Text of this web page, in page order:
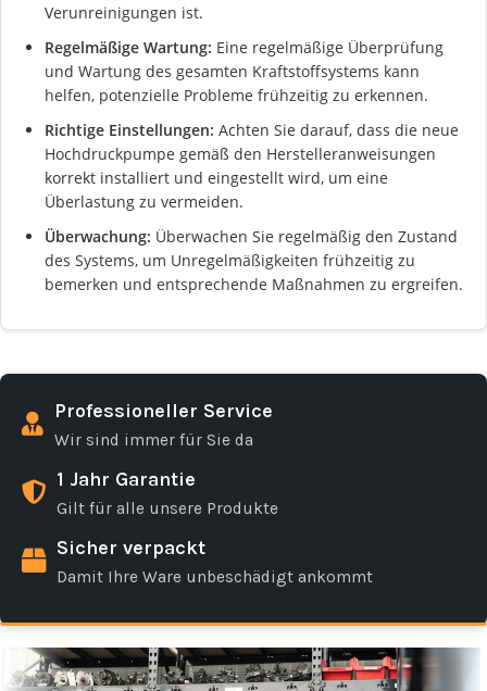
Verunreinigungen ist.
Regelmäßige Wartung: Eine regelmäßige Überprüfung
und Wartung des gesamten Kraftstoffsystems kann
helfen, potenzielle Probleme frühzeitig zu erkennen.
Richtige Einstellungen: Achten Sie darauf, dass die neue
Hochdruckpumpe gemäß den Herstelleranweisungen
korrekt installiert und eingestellt wird, um eine
Überlastung zu vermeiden.
Überwachung: Überwachen Sie regelmäßig den Zustand
des Systems, um Unregelmäßigkeiten frühzeitig zu
bemerken und entsprechende Maßnahmen zu ergreifen.
Professioneller Service
Wir sind immer für Sie da
1 Jahr Garantie
Gilt für alle unsere Produkte
Sicher verpackt
Damit Ihre Ware unbeschädigt ankommt